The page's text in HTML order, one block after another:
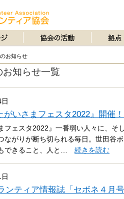
お知らせ
知らせ一覧
がいさまフェスタ2022』開催！
フェスタ2022』一番弱い人々に、
ながりが断ち切られる毎日。世田谷
もできること、人と… 続きを読む
ンティア情報誌「セボネ４月